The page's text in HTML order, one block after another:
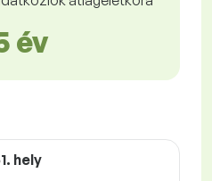
év
hely